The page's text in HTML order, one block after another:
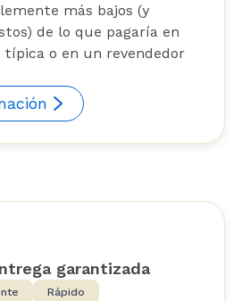
más bajos (y
de lo que pagaría en
o en un revendedor
garantizada
Rápido